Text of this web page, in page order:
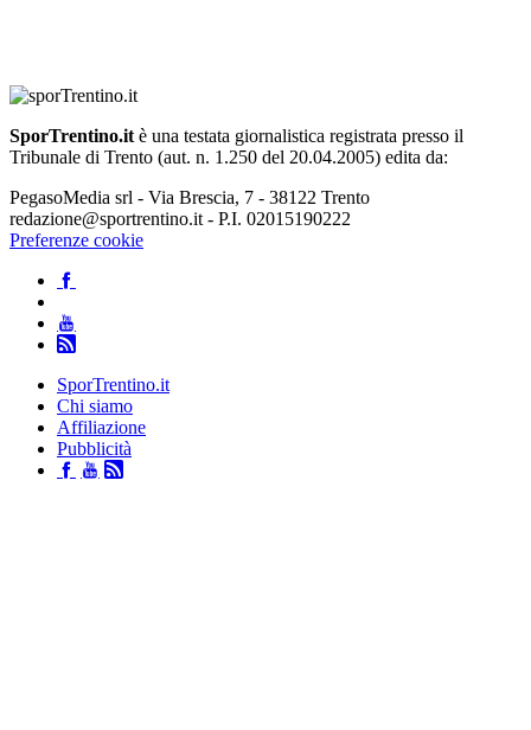
SporTrentino.itè una testata giornalistica registrata presso il
Tribunale di Trento (aut. n. 1.250 del 20.04.2005) edita da:
PegasoMedia srl - Via Brescia, 7 - 38122 Trento
redazione@sportrentino.it - P.I. 02015190222
Preferenze cookie
SporTrentino.it
Chi siamo
Affiliazione
Pubblicità